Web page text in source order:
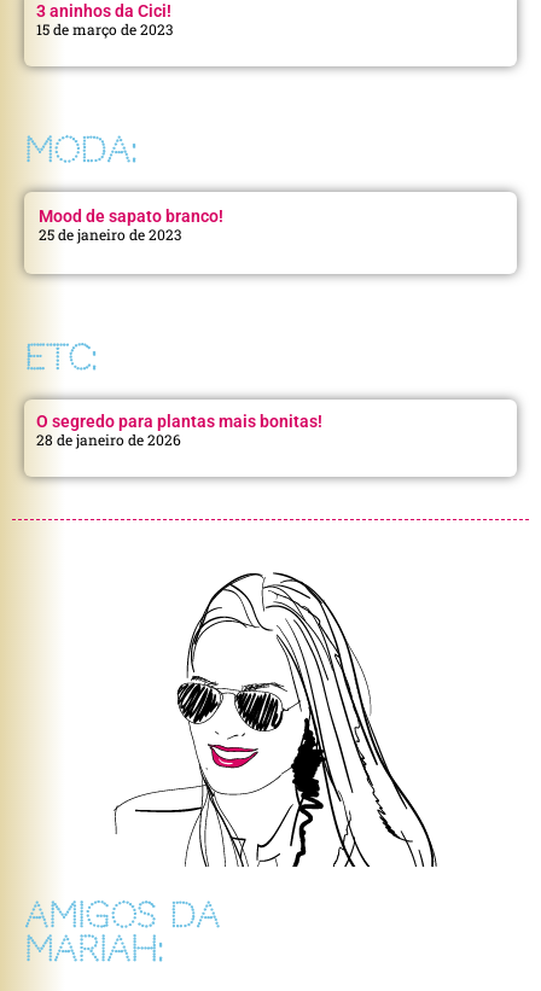
3 aninhos da Cici!
15 de março de 2023
MODA:
Mood de sapato branco!
25 de janeiro de 2023
ETC:
O segredo para plantas mais bonitas!
28 de janeiro de 2026
AMIGOS DA
MARIAH: